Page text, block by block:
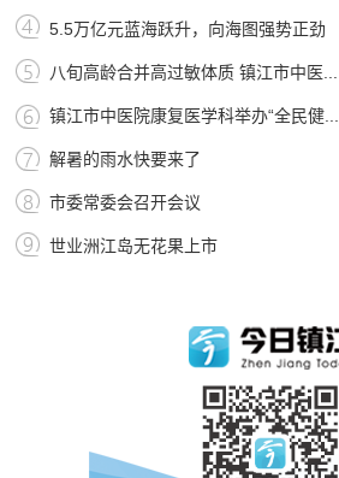
5.5万亿元蓝海跃升，向海图强势正劲
八旬高龄合并高过敏体质 镇江市中医...
镇江市中医院康复医学科举办“全民健...
解暑的雨水快要来了
市委常委会召开会议
世业洲江岛无花果上市